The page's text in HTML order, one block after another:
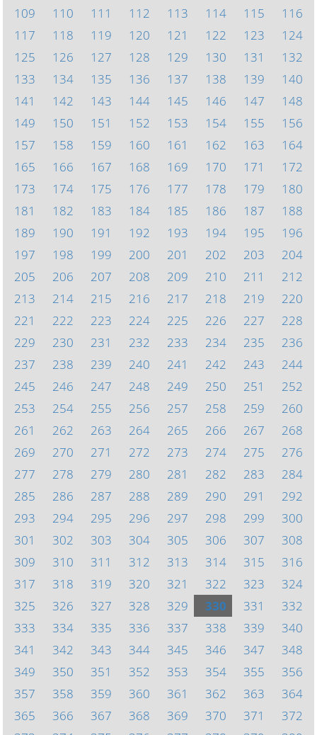
109
110 111 112 113 114 115
116
117
118 119 120 121 122 123
124
125
126 127 128 129 130 131
132
133
134 135 136 137 138 139
140
141
142 143 144 145 146 147
148
149
150 151 152 153 154 155
156
157
158 159 160 161 162 163
164
165
166 167 168 169 170 171
172
173
174 175 176 177 178 179
180
181
182 183 184 185 186 187
188
189
190 191 192 193 194 195
196
197
198 199 200 201 202 203
204
205
206 207 208 209 210 211
212
213
214 215 216 217 218 219
220
221
222 223 224 225 226 227
228
229
230 231 232 233 234 235
236
237
238 239 240 241 242 243
244
245
246 247 248 249 250 251
252
253
254 255 256 257 258 259
260
261
262 263 264 265 266 267
268
269
270 271 272 273 274 275
276
277
278 279 280 281 282 283
284
285
286 287 288 289 290 291
292
293
294 295 296 297 298 299
300
301
302 303 304 305 306 307
308
309
310 311 312 313 314 315
316
317
318 319 320 321 322 323
324
325
326 327 328 329 330 331
332
333
334 335 336 337 338 339
340
341
342 343 344 345 346 347
348
349
350 351 352 353 354 355
356
357
358 359 360 361 362 363
364
365
366 367 368 369 370 371
372